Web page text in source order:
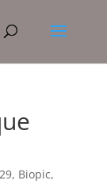
, Biopic,